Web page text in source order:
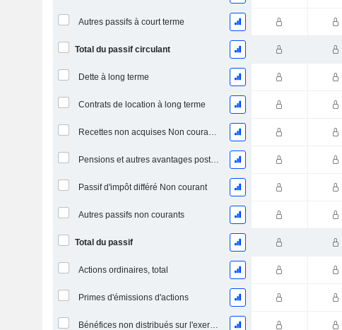
Autres passifs à court terme
Total du passif circulant
Dette à long terme
Contrats de location à long terme
Recettes non acquises Non courantes
Pensions et autres avantages postérieurs à l'emploi
Passif d'impôt différé Non courant
Autres passifs non courants
Total du passif
Actions ordinaires, total
Primes d'émissions d'actions
Bénéfices non distribués sur l'exercice